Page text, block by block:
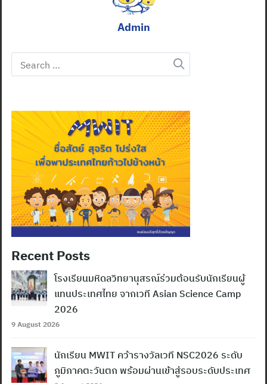
Admin
Search
for:
Recent Posts
โรงเรียนมหิดลวิทยานุสรณ์ร่วมต้อนรับนักเรียนผู้
แทนประเทศไทย จากเวที Asian Science Camp
2026
9 August 2026
นักเรียน MWIT คว้ารางวัลเวที NSC2026 ระดับ
ภูมิภาคตะวันตก พร้อมผ่านเข้าสู่รอบระดับประเทศ